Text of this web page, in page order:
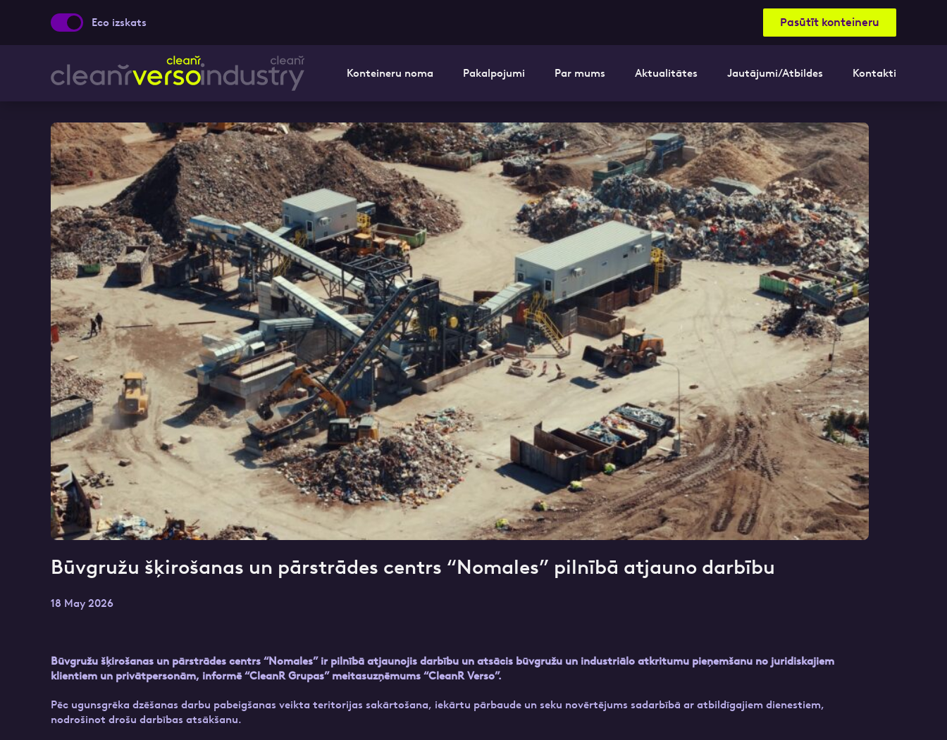
Eco izskats Pasūtīt konteineru
Konteineru noma Pakalpojumi Par mums Aktualitātes Jautājumi/Atbildes Kontakti
Būvgružu šķirošanas un pārstrādes centrs “Nomales” pilnībā atjauno darbību
18 May 2026
Būvgružu šķirošanas un pārstrādes centrs “Nomales” ir pilnībā atjaunojis darbību un atsācis būvgružu un industriālo atkritumu pieņemšanu no juridiskajiem
klientiem un privātpersonām, informē “CleanR Grupas” meitasuzņēmums “CleanR Verso”.
Pēc ugunsgrēka dzēšanas darbu pabeigšanas veikta teritorijas sakārtošana, iekārtu pārbaude un seku novērtējums sadarbībā ar atbildīgajiem dienestiem,
nodrošinot drošu darbības atsākšanu.
Aizpildi pieteikuma formu un mēs ar tevi sazināsimies
Vārds, Uzvārds E-pasts Kontakttālrunis
Ziņa
Atzīmējiet, ka piekrītat personas datu apstrādei.Vairāk